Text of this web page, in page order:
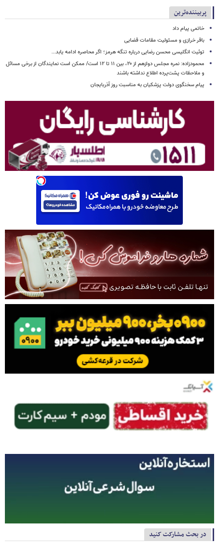
پربیننده‌ترین
خاتمی پیام داد
باقر خرازی و مسئولیت مقامات قضایی
توئیت انگلیسی محسن رضایی درباره تنگه هرمز؛ اگر محاصره ادامه یابد...
محمودزاده: نمره مجلس دوازهم از ۲۰، بین ۱۱ تا ۱۲ است/ ممکن است نمایندگان از برخی مسائل
و ملاحظات پشت‌پرده اطلاع نداشته باشند
پیام سخنگوی دولت پزشکیان به مناسبت روز آذربایجان
در بحث مشارکت کنید